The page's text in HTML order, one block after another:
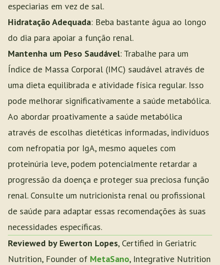
especiarias em vez de sal.
Hidratação Adequada: Beba bastante água ao longo
do dia para apoiar a função renal.
Mantenha um Peso Saudável: Trabalhe para um
Índice de Massa Corporal (IMC) saudável através de
uma dieta equilibrada e atividade física regular. Isso
pode melhorar significativamente a saúde metabólica.
Ao abordar proativamente a saúde metabólica
através de escolhas dietéticas informadas, indivíduos
com nefropatia por IgA, mesmo aqueles com
proteinúria leve, podem potencialmente retardar a
progressão da doença e proteger sua preciosa função
renal. Consulte um nutricionista renal ou profissional
de saúde para adaptar essas recomendações às suas
necessidades específicas.
Reviewed by Ewerton Lopes, Certified in Geriatric
Nutrition, Founder of MetaSano, Integrative Nutrition